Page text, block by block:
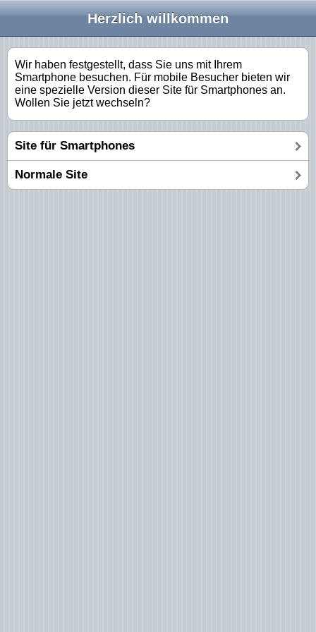
Herzlich willkommen
Wir haben festgestellt, dass Sie uns mit Ihrem
Smartphone besuchen. Für mobile Besucher bieten wir
eine spezielle Version dieser Site für Smartphones an.
Wollen Sie jetzt wechseln?
Site für Smartphones
Normale Site